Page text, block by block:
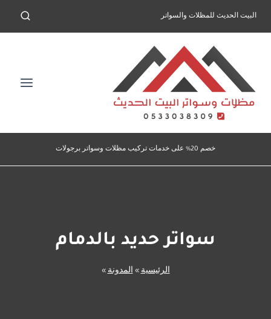
البيت الحديث للمظلات والسواتر
خصم 20% على خدمات تركيب مظلات وسواتر برجولات
سواتر حديد بالدمام
الرئيسية » المدونة »